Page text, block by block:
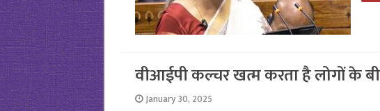
वीआईपी कल्चर खत्म करता है लोगों के
January 30, 2025